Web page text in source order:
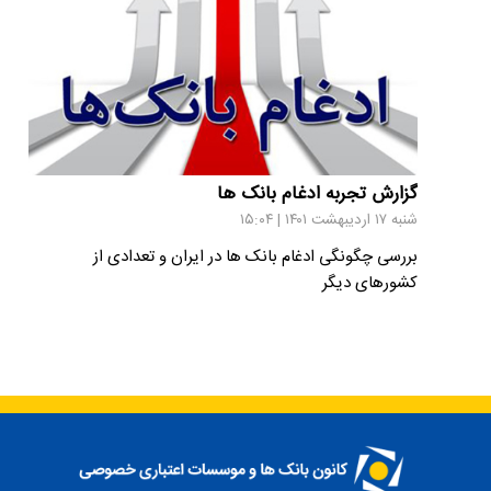
گزارش تجربه ادغام بانک ها
شنبه ۱۷ اردیبهشت ۱۴۰۱ | ۱۵:۰۴
بررسی چگونگی ادغام بانک ها در ایران و تعدادی از
کشورهای دیگر